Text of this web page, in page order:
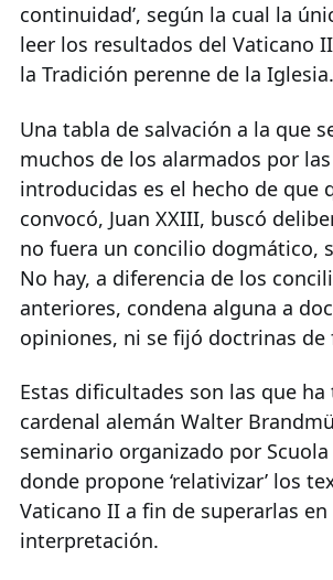
continuidad’, según la cual la
leer los resultados del Vaticano
la Tradición perenne de la Iglesia.
Una tabla de salvación a la que
muchos de los alarmados por
introducidas es el hecho de que
convocó, Juan XXIII, buscó
no fuera un concilio dogmático,
No hay, a diferencia de los
anteriores, condena alguna a
opiniones, ni se fijó doctrinas de
Estas dificultades son las que
cardenal alemán Walter
seminario organizado por Scuola
donde propone ‘relativizar’ los
Vaticano II a fin de superarlas en
interpretación.